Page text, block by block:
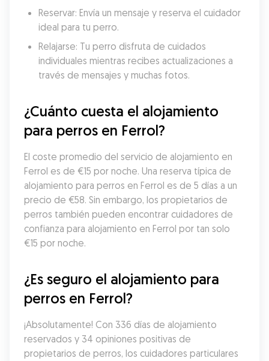
Reservar: Envía un mensaje y reserva el cuidador
ideal para tu perro.
Relajarse: Tu perro disfruta de cuidados
individuales mientras recibes actualizaciones a
través de mensajes y muchas fotos.
¿Cuánto cuesta el alojamiento
para perros en Ferrol?
El coste promedio del servicio de alojamiento en
Ferrol es de €15 por noche. Una reserva típica de
alojamiento para perros en Ferrol es de 5 días a un
precio de €58. Sin embargo, los propietarios de
perros también pueden encontrar cuidadores de
confianza para alojamiento en Ferrol por tan solo
€15 por noche.
¿Es seguro el alojamiento para
perros en Ferrol?
¡Absolutamente! Con 336 días de alojamiento
reservados y 34 opiniones positivas de
propietarios de perros, los cuidadores particulares